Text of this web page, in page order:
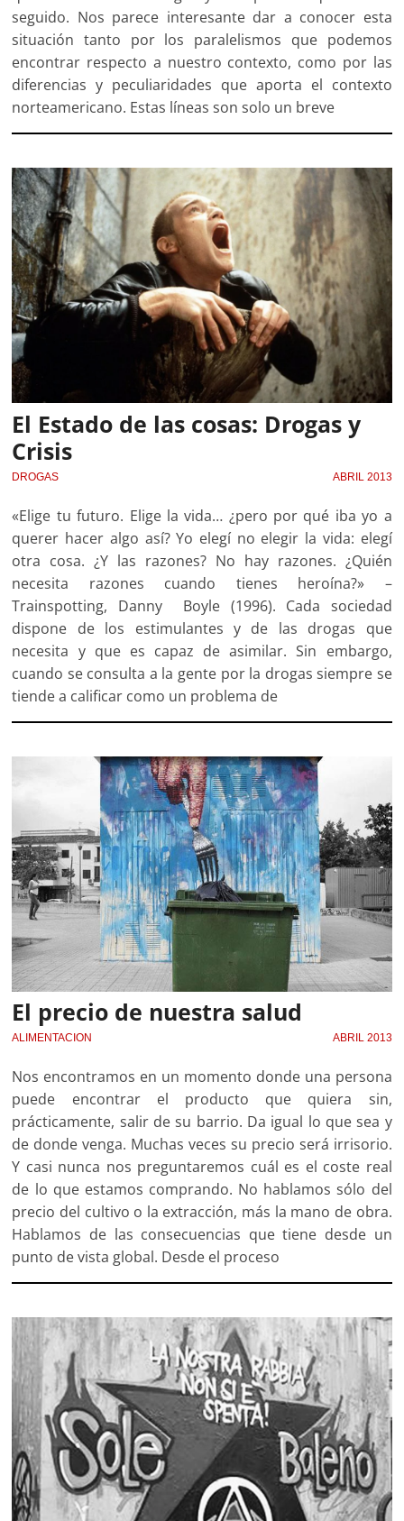
seguido. Nos parece interesante dar a conocer esta
situación tanto por los paralelismos que podemos
encontrar respecto a nuestro contexto, como por las
diferencias y peculiaridades que aporta el contexto
norteamericano. Estas líneas son solo un breve
El Estado de las cosas: Drogas y
Crisis
DROGAS ABRIL 2013
«Elige tu futuro. Elige la vida… ¿pero por qué iba yo a
querer hacer algo así? Yo elegí no elegir la vida: elegí
otra cosa. ¿Y las razones? No hay razones. ¿Quién
necesita razones cuando tienes heroína?» –
Trainspotting, Danny Boyle (1996). Cada sociedad
dispone de los estimulantes y de las drogas que
necesita y que es capaz de asimilar. Sin embargo,
cuando se consulta a la gente por la drogas siempre se
tiende a calificar como un problema de
El precio de nuestra salud
ALIMENTACION ABRIL 2013
Nos encontramos en un momento donde una persona
puede encontrar el producto que quiera sin,
prácticamente, salir de su barrio. Da igual lo que sea y
de donde venga. Muchas veces su precio será irrisorio.
Y casi nunca nos preguntaremos cuál es el coste real
de lo que estamos comprando. No hablamos sólo del
precio del cultivo o la extracción, más la mano de obra.
Hablamos de las consecuencias que tiene desde un
punto de vista global. Desde el proceso